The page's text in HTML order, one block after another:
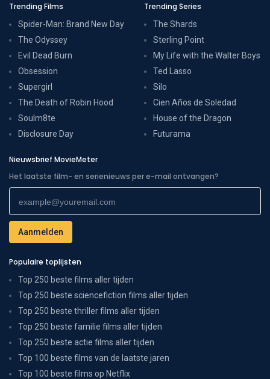
Trending Films
Spider-Man: Brand New Day
The Odyssey
Evil Dead Burn
Obsession
Supergirl
The Death of Robin Hood
Soulm8te
Disclosure Day
Trending Series
The Shards
Sterling Point
My Life with the Walter Boys
Ted Lasso
Silo
Cien Años de Soledad
House of the Dragon
Futurama
Nieuwsbrief MovieMeter
Het laatste film- en serienieuws per e-mail ontvangen?
Populaire toplijsten
Top 250 beste films aller tijden
Top 250 beste sciencefiction films aller tijden
Top 250 beste thriller films aller tijden
Top 250 beste familie films aller tijden
Top 250 beste actie films aller tijden
Top 100 beste films van de laatste jaren
Top 100 beste films op Netflix